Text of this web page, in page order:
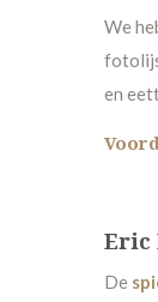
We
en
Eric
De